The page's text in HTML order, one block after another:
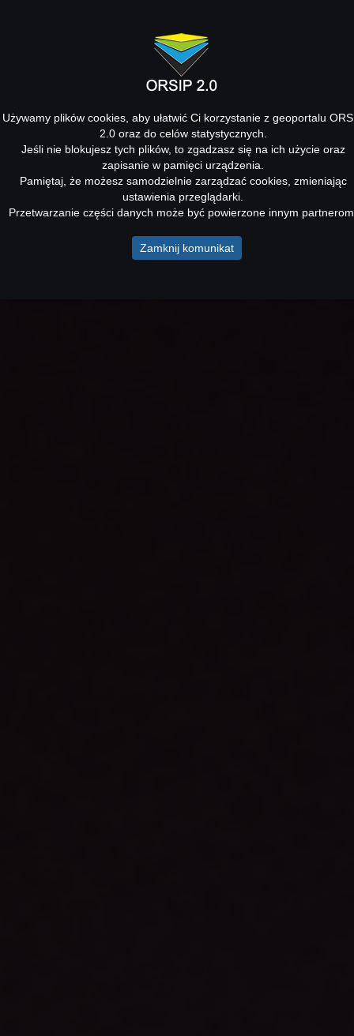
Używamy plików cookies, aby ułatwić Ci korzystanie z geoportalu
2.0 oraz do celów statystycznych.
Jeśli nie blokujesz tych plików, to zgadzasz się na ich użycie oraz
zapisanie w pamięci urządzenia.
Pamiętaj, że możesz samodzielnie zarządzać cookies, zmieniając
ustawienia przeglądarki.
Przetwarzanie części danych może być powierzone innym
Zamknij komunikat